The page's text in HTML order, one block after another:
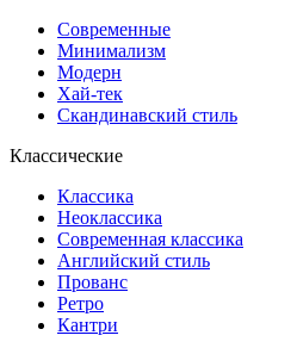
Современные
Минимализм
Модерн
Хай-тек
Скандинавский стиль
Классические
Классика
Неоклассика
Современная классика
Английский стиль
Прованс
Ретро
Кантри